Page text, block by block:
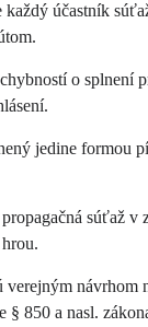
účastník
o splnení
jedine formou
súťaž v
verejným
850 a nasl.